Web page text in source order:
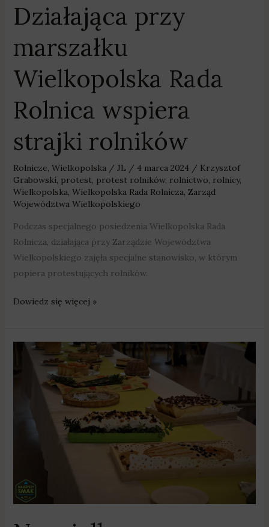
Działająca przy
marszałku
Wielkopolska Rada
Rolnica wspiera
strajki rolników
Rolnicze, Wielkopolska/ JL / 4 marca 2024 / Krzysztof
Grabowski, protest, protest rolników, rolnictwo, rolnicy,
Wielkopolska, Wielkopolska Rada Rolnicza, Zarząd
Województwa Wielkopolskiego
Podczas specjalnego posiedzenia Wielkopolska Rada
Rolnicza, działająca przy Zarządzie Województwa
Wielkopolskiego zajęła specjalne stanowisko, w którym
popiera protestujących rolników.
Dowiedz się więcej »
wielkanocnym